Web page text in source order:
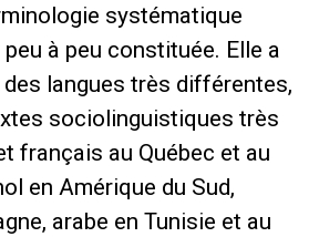
systématique
peu à peu constituée. Elle a
langues très différentes,
sociolinguistiques très
français au Québec et au
en Amérique du Sud,
arabe en Tunisie et au